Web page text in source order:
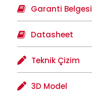
Garanti Belgesi
Datasheet
Teknik Çizim
3D Model